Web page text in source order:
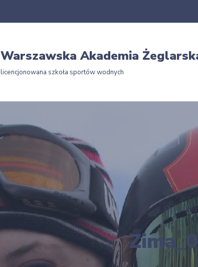
Warszawska Akademia
licencjonowana szkoła sportów wodnych
Strona